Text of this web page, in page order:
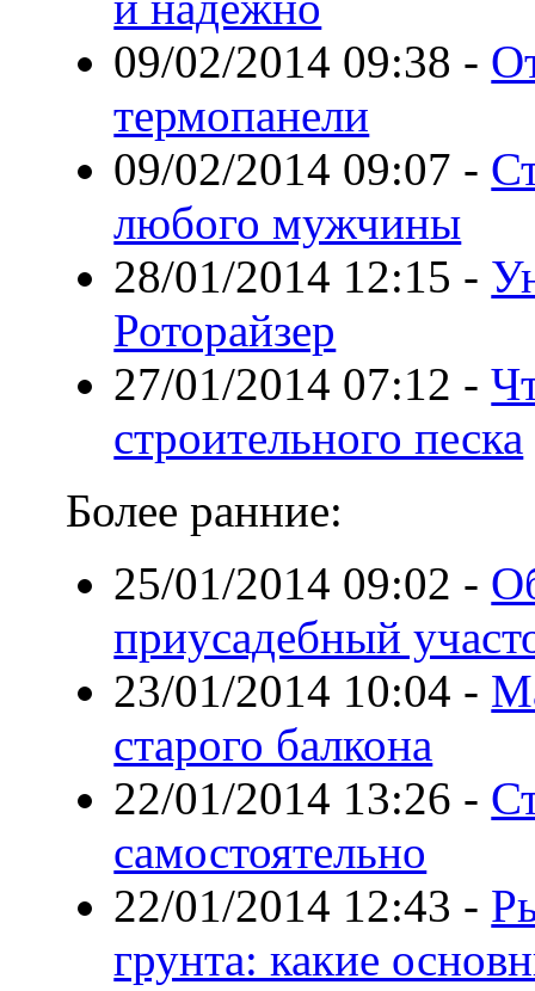
09/02/2014 09:38 -
термопанели
09/02/2014 09:07 -
любого мужчины
28/01/2014 12:15 -
Роторайзер
27/01/2014 07:12 -
строительного песка
Более ранние:
25/01/2014 09:02 -
приусадебный
23/01/2014 10:04 -
старого балкона
22/01/2014 13:26 -
самостоятельно
22/01/2014 12:43 -
грунта: какие